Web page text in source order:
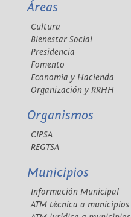
Áreas
Cultura
Bienestar Social
Presidencia
Fomento
Economía y Hacienda
Organización y RRHH
Organismos
CIPSA
REGTSA
Municipios
Información Municipal
ATM técnica a municipios